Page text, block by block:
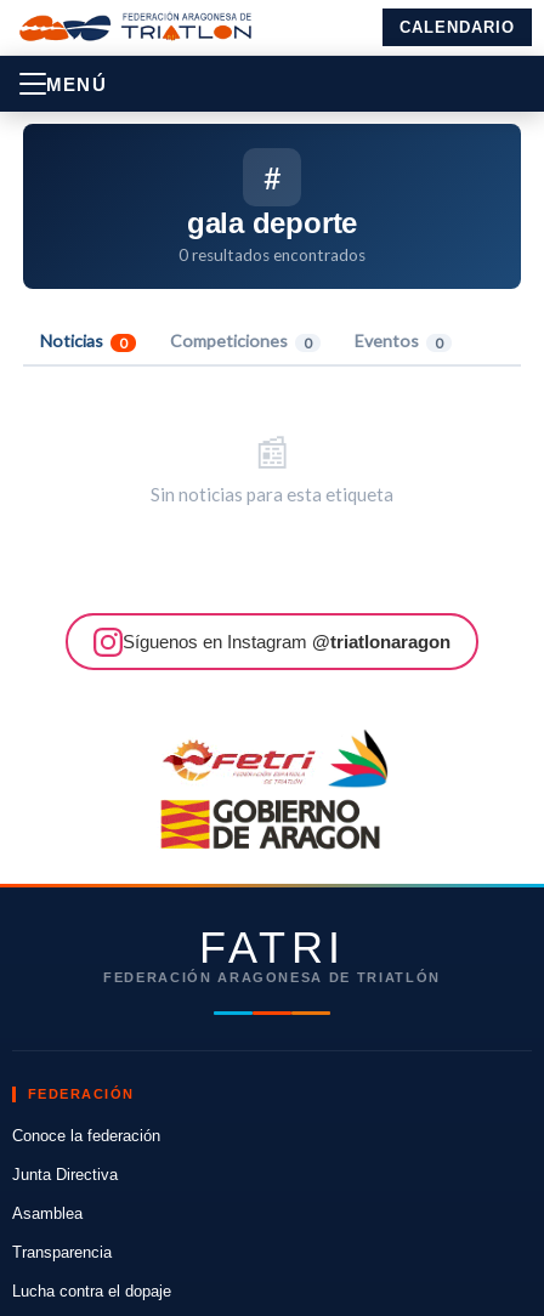
CALENDARIO
MENÚ
#
gala deporte
0 resultados encontrados
Noticias 0 Competiciones 0 Eventos 0
📰
Sin noticias para esta etiqueta
Síguenos en Instagram @triatlonaragon
FATRI
FEDERACIÓN ARAGONESA DE TRIATLÓN
FEDERACIÓN
Conoce la federación
Junta Directiva
Asamblea
Transparencia
Lucha contra el dopaje